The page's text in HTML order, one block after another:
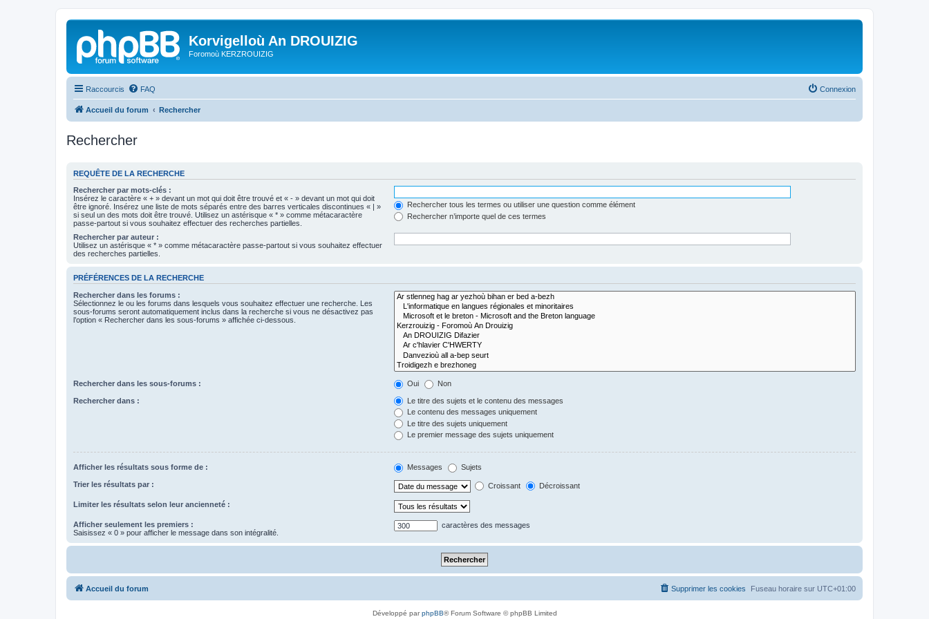
Korvigelloù An DROUIZIG
Foromoù KERZROUIZIG
Raccourcis FAQ Connexion
Accueil du forum Rechercher
Rechercher
REQUÊTE DE LA RECHERCHE
Rechercher par mots-clés :
Insérez le caractère « + » devant un mot qui doit être trouvé et « - » devant un mot qui doit
être ignoré. Insérez une liste de mots séparés entre des barres verticales discontinues « | »
si seul un des mots doit être trouvé. Utilisez un astérisque « * » comme métacaractère
passe-partout si vous souhaitez effectuer des recherches partielles.
Rechercher tous les termes ou utiliser une question comme élément
Rechercher n’importe quel de ces termes
Rechercher par auteur :
Utilisez un astérisque « * » comme métacaractère passe-partout si vous souhaitez effectuer
des recherches partielles.
PRÉFÉRENCES DE LA RECHERCHE
Rechercher dans les forums :
Sélectionnez le ou les forums dans lesquels vous souhaitez effectuer une recherche. Les
sous-forums seront automatiquement inclus dans la recherche si vous ne désactivez pas
l’option « Rechercher dans les sous-forums » affichée ci-dessous.
Rechercher dans les sous-forums : Oui Non
Rechercher dans :
Le titre des sujets et le contenu des messages
Le contenu des messages uniquement
Le titre des sujets uniquement
Le premier message des sujets uniquement
Afficher les résultats sous forme de : Messages Sujets
Trier les résultats par : Croissant Décroissant
Limiter les résultats selon leur ancienneté :
Afficher seulement les premiers :
Saisissez « 0 » pour afficher le message dans son intégralité.
caractères des messages
Accueil du forum Fuseau horaire sur UTC+01:00
Supprimer les cookies
Développé parphpBB® Forum Software © phpBB Limited